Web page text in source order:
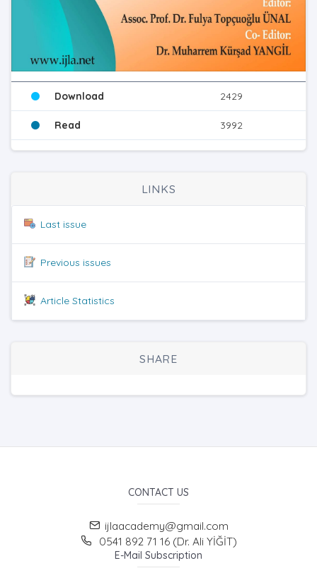
Download 2429
Read 3992
LINKS
Last issue
Previous issues
Article Statistics
SHARE
CONTACT US
ijlaacademy@gmail.com
0541 892 71 16 (Dr. Ali YİĞİT)
E-Mail Subscription